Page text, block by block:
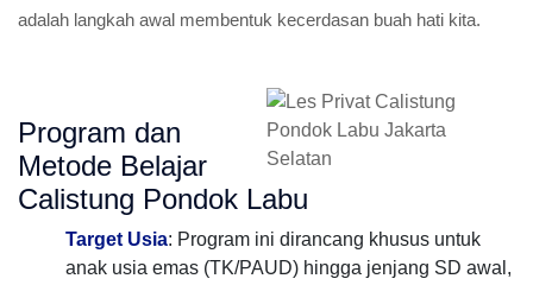
adalah langkah awal membentuk kecerdasan buah hati kita.
Program dan
Metode Belajar
Calistung Pondok Labu
Target Usia: Program ini dirancang khusus untuk
anak usia emas (TK/PAUD) hingga jenjang SD awal,